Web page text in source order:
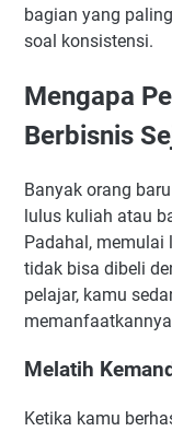
21.
22. Menjual
24. Menjadi
25. Menjadi
Sekolah
Mulai dari
Konsistensi
Manfaatkan
Bisnis
bagian yang
soal konsistensi.
Mengapa
Berbisnis
Banyak orang
lulus kuliah atau
Padahal, memulai
tidak bisa dibeli
pelajar, kamu
Melatih
Ketika kamu